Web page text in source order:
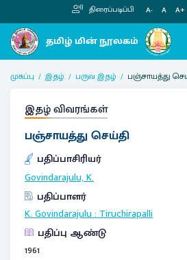
திரைப்படிப்பி A- A A+
முகப்பு இதழ் பருவ இதழ் பஞ்சாயத்து
இதழ் விவரங்கள்
பஞ்சாயத்து செய்தி
பதிப்பாசிரியர்
Govindarajulu, K.
பதிப்பாளர்
K. Govindarajulu:Tiruchirapalli
பதிப்பு ஆண்டு
1961